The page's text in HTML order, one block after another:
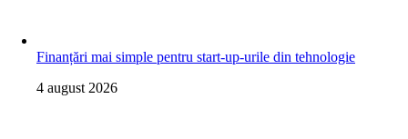
Finanțări mai simple pentru start-up-urile din tehnologie
4 august 2026